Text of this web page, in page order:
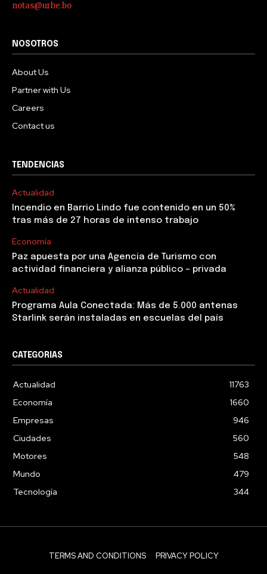
notas@urbe.bo
NOSOTROS
About Us
Partner with Us
Careers
Contact us
TENDENCIAS
Actualidad
Incendio en Barrio Lindo fue contenido en un 50%
tras más de 27 horas de intenso trabajo
Economía
Paz apuesta por una Agencia de Turismo con
actividad financiera y alianza público – privada
Actualidad
Programa Aula Conectada: Más de 5.000 antenas
Starlink serán instaladas en escuelas del país
CATEGORIAS
Actualidad
11763
Economía
1660
Empresas
946
Ciudades
560
Motores
548
Mundo
479
Tecnología
344
TERMS AND CONDITIONS PRIVACY POLICY